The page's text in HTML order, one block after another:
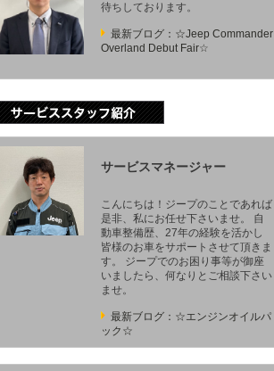
待ちしております。
最新ブログ：☆Jeep Commander
Overland Debut Fair☆
サービスマネージャー
こんにちは！ジープのことであれば
是非、私にお任せ下さいませ。 自
動車整備歴、27年の経験を活かし
皆様のお車をサポートさせて頂きま
す。 ジープでのお困り事等が御座
いましたら、何なりとご相談下さい
ませ。
最新ブログ：☆エンジンオイルパ
ック☆